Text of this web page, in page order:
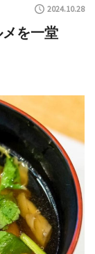
2024.10.28
を一堂